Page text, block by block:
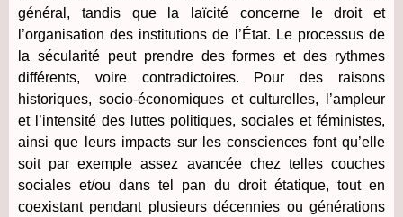
général, tandis que la laïcité concerne le droit et
l’organisation des institutions de l’État. Le processus de
la sécularité peut prendre des formes et des rythmes
différents, voire contradictoires. Pour des raisons
historiques, socio-économiques et culturelles, l’ampleur
et l’intensité des luttes politiques, sociales et féministes,
ainsi que leurs impacts sur les consciences font qu’elle
soit par exemple assez avancée chez telles couches
sociales et/ou dans tel pan du droit étatique, tout en
coexistant pendant plusieurs décennies ou générations